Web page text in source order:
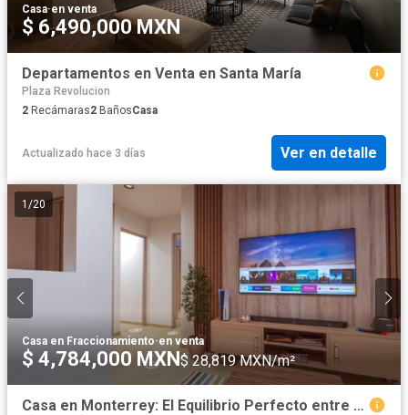
Casa·en venta
$ 6,490,000 MXN
Departamentos en Venta en Santa María
Plaza Revolucion
2 Recámaras2 BañosCasa
Actualizado hace 3 días Ver en detalle
1 /20
Casa en Fraccionamiento·en venta
$ 4,784,000 MXN$ 28,819 MXN/m²
Casa en Monterrey: El Equilibrio Perfecto entre Estilo, Ubicación y Patrimonio